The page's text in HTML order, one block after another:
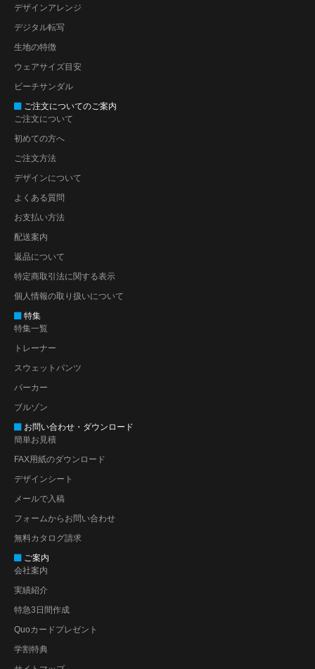
デザインアレンジ
デジタル転写
生地の特徴
ウェアサイズ目安
ビーチサンダル
ご注文についてのご案内
ご注文について
初めての方へ
ご注文方法
デザインについて
よくある質問
お支払い方法
配送案内
返品について
特定商取引法に関する表示
個人情報の取り扱いについて
特集
特集一覧
トレーナー
スウェットパンツ
パーカー
ブルゾン
お問い合わせ・ダウンロード
簡単お見積
FAX用紙のダウンロード
デザインシート
メールで入稿
フォームからお問い合わせ
無料カタログ請求
ご案内
会社案内
実績紹介
特急3日間作成
Quoカードプレゼント
学割特典